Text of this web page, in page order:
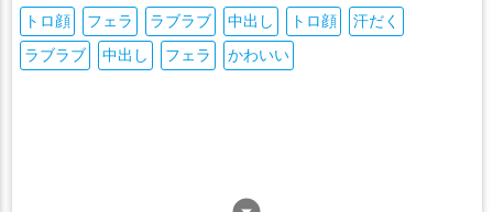
トロ顔 フェラ ラブラブ 中出し トロ顔
汗だく
ラブラブ
中出し フェラ かわいい